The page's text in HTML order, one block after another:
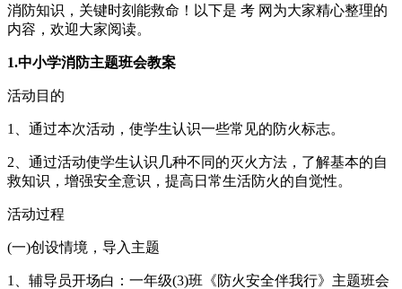
消防知识，关键时刻能救命！以下是 考 网为大家精心整理的
内容，欢迎大家阅读。
1.中小学消防主题班会教案
活动目的
1、通过本次活动，使学生认识一些常见的防火标志。
2、通过活动使学生认识几种不同的灭火方法，了解基本的自
救知识，增强安全意识，提高日常生活防火的自觉性。
活动过程
(一)创设情境，导入主题
1、辅导员开场白：一年级(3)班《防火安全伴我行》主题班会